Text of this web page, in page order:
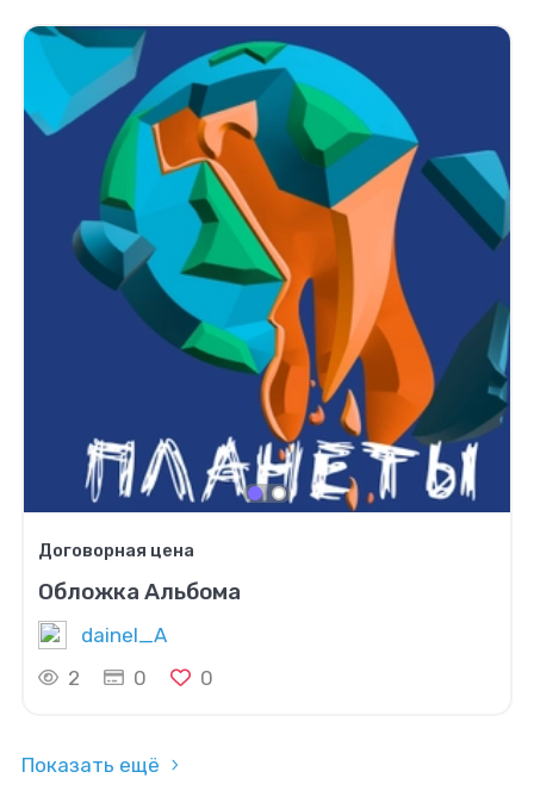
Договорная цена
Обложка Альбома
dainel_A
2
0 0
Показать ещё